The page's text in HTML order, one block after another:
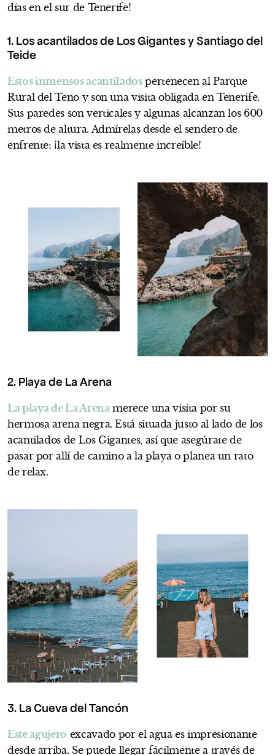
días en el sur de Tenerife!
1. Los acantilados de Los Gigantes y Santiago del
Teide
Estos inmensos acantiladospertenecen al Parque
Rural del Teno y son una visita obligada en Tenerife.
Sus paredes son verticales y algunas alcanzan los 600
metros de altura. Admírelas desde el sendero de
enfrente: ¡la vista es realmente increíble!
2. Playa de La Arena
La playa de La Arena merece una visita por su
hermosa arena negra. Está situada justo al lado de los
acantilados de Los Gigantes, así que asegúrate de
pasar por allí de camino a la playa o planea un rato
de relax.
3. La Cueva del Tancón
Este agujero excavado por el agua es impresionante
desde arriba. Se puede llegar fácilmente a través de